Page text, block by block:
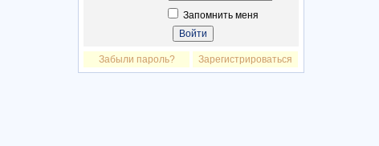
Запомнить меня
Забыли пароль? Зарегистрироваться